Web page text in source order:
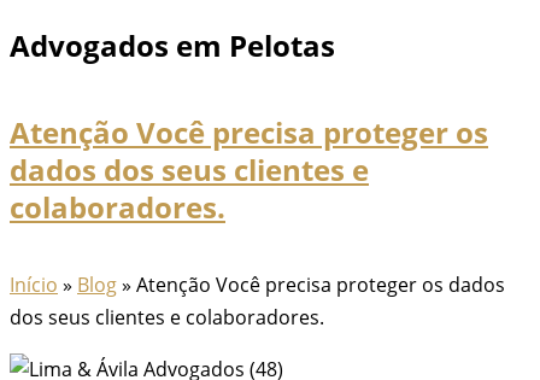
Advogados em Pelotas
Atenção Você precisa proteger os
dados dos seus clientes e
colaboradores.
Início » Blog» Atenção Você precisa proteger os dados
dos seus clientes e colaboradores.